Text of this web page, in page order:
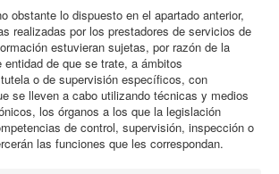
obstante lo dispuesto en el apartado anterior,
realizadas por los prestadores de servicios de
estuvieran sujetas, por razón de la
entidad de que se trate, a ámbitos
o de supervisión específicos, con
se lleven a cabo utilizando técnicas y medios
los órganos a los que la legislación
de control, supervisión, inspección o
las funciones que les correspondan.